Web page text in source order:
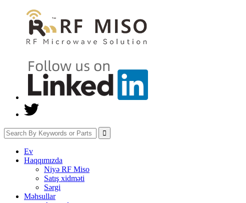
Ev
Haqqımızda
Niyə RF Miso
Satış xidməti
Sərgi
Məhsullar